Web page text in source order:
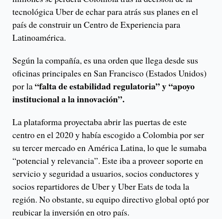
tecnológica Uber de echar para atrás sus planes en el
país de construir un Centro de Experiencia para
Latinoamérica.
Según la compañía, es una orden que llega desde sus
oficinas principales en San Francisco (Estados Unidos)
por la“falta de estabilidad regulatoria” y “apoyo
institucional a la innovación”.
La plataforma proyectaba abrir las puertas de este
centro en el 2020 y había escogido a Colombia por ser
su tercer mercado en América Latina, lo que le sumaba
“potencial y relevancia”. Este iba a proveer soporte en
servicio y seguridad a usuarios, socios conductores y
socios repartidores de Uber y Uber Eats de toda la
región. No obstante, su equipo directivo global optó por
reubicar la inversión en otro país.